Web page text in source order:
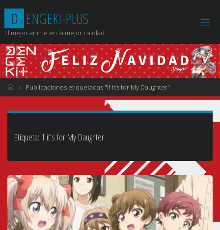
contenido
D ENGEKI-PLUS
El mejor anime en la mejor calidad
Página
de
Publicaciones etiquetadas "If it’s for My Daughter"
Etiqueta: If it’s for My Daughter